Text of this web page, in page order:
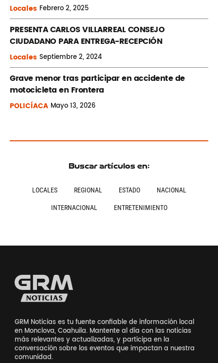
Locales Febrero2, 2025
PRESENTA CARLOS VILLARREAL CONSEJO
CIUDADANO PARA ENTREGA-RECEPCIÓN
Locales Septiembre2, 2024
Grave menor tras participar en accidente de
motocicleta en Frontera
POLICÍACA Mayo13, 2026
Buscar artículos en:
LOCALES REGIONAL ESTADO NACIONAL
INTERNACIONAL ENTRETENIMIENTO
GRM Noticias es tu fuente confiable de información local
en Monclova, Coahuila. Mantente al día con las noticias
más relevantes y actualizadas, y participa en la
conversación sobre los eventos que impactan a nuestra
comunidad.